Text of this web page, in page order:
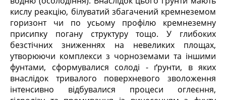
кислу реакцію, білуватий збагачений кремнеземом
горизонт чи по усьому профілю кремнеземну
присипку погану структуру тощо. У глибоких
безстічних зниженнях на невеликих площах,
утворюючи комплекси з чорноземами та іншими
фунтами, сформувалися солоді - ґрунти, в яких
внаслідок тривалого поверхневого зволоження
інтенсивно відбувалися процеси оглеєння,